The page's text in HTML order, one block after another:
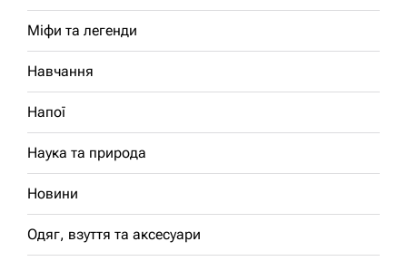
Міфи та легенди
Навчання
Напої
Наука та природа
Новини
Одяг, взуття та аксесуари